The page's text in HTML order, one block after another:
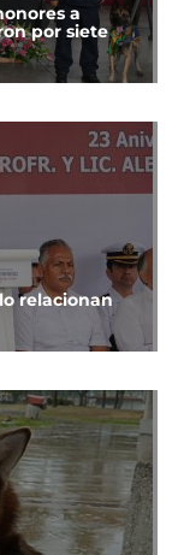
a
por siete
relacionan